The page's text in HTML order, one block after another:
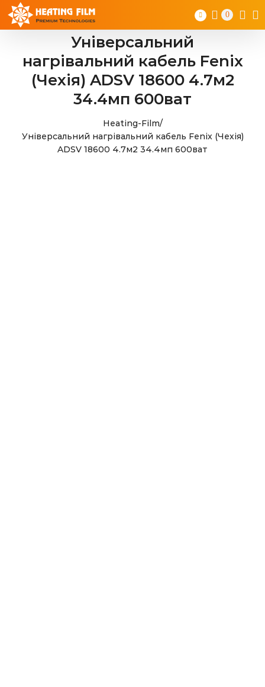
Skip
0
Універсальний
нагрівальний кабель Fenix
(Чехія) ADSV 18600 4.7м2
34.4мп 600ват
Heating-Film/
Універсальний нагрівальний кабель Fenix (Чехія)
ADSV 18600 4.7м2 34.4мп 600ват